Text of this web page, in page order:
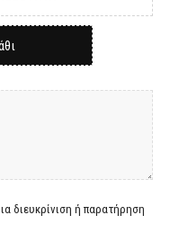
διευκρίνιση ή παρατήρηση